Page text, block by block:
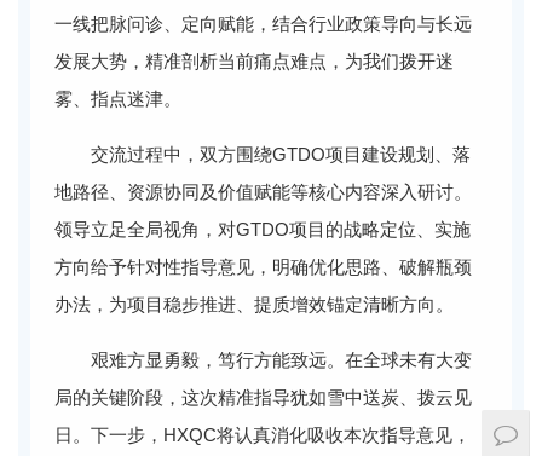
一线把脉问诊、定向赋能，结合行业政策导向与长远
发展大势，精准剖析当前痛点难点，为我们拨开迷
雾、指点迷津。
交流过程中，双方围绕GTDO项目建设规划、落
地路径、资源协同及价值赋能等核心内容深入研讨。
领导立足全局视角，对GTDO项目的战略定位、实施
方向给予针对性指导意见，明确优化思路、破解瓶颈
办法，为项目稳步推进、提质增效锚定清晰方向。
艰难方显勇毅，笃行方能致远。在全球未有大变
局的关键阶段，这次精准指导犹如雪中送炭、拨云见
日。下一步，HXQC将认真消化吸收本次指导意见，